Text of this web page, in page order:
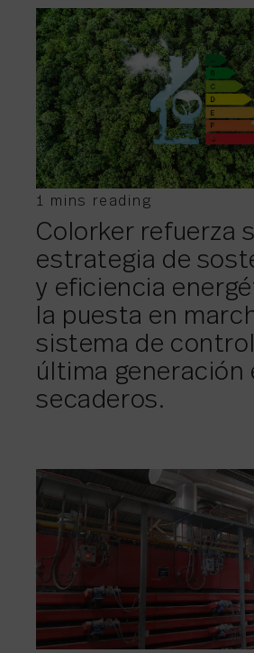
1 mins reading
Colorker refuerza
estrategia de
y eficiencia
la puesta en
sistema de
última generación
secaderos.